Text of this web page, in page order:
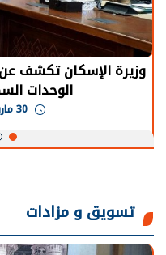
وزيرة الإسكان تكشف
الوحدات
تسويق و مزادات